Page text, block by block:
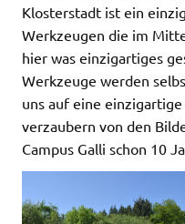
Klosterstadt ist ein
Werkzeugen die im
hier was einzigartiges
Werkzeuge werden
uns auf eine einzigartige
verzaubern von den
Campus Galli schon 10